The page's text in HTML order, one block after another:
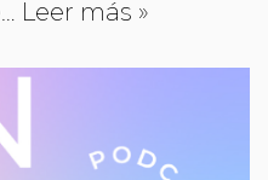
Leer más »